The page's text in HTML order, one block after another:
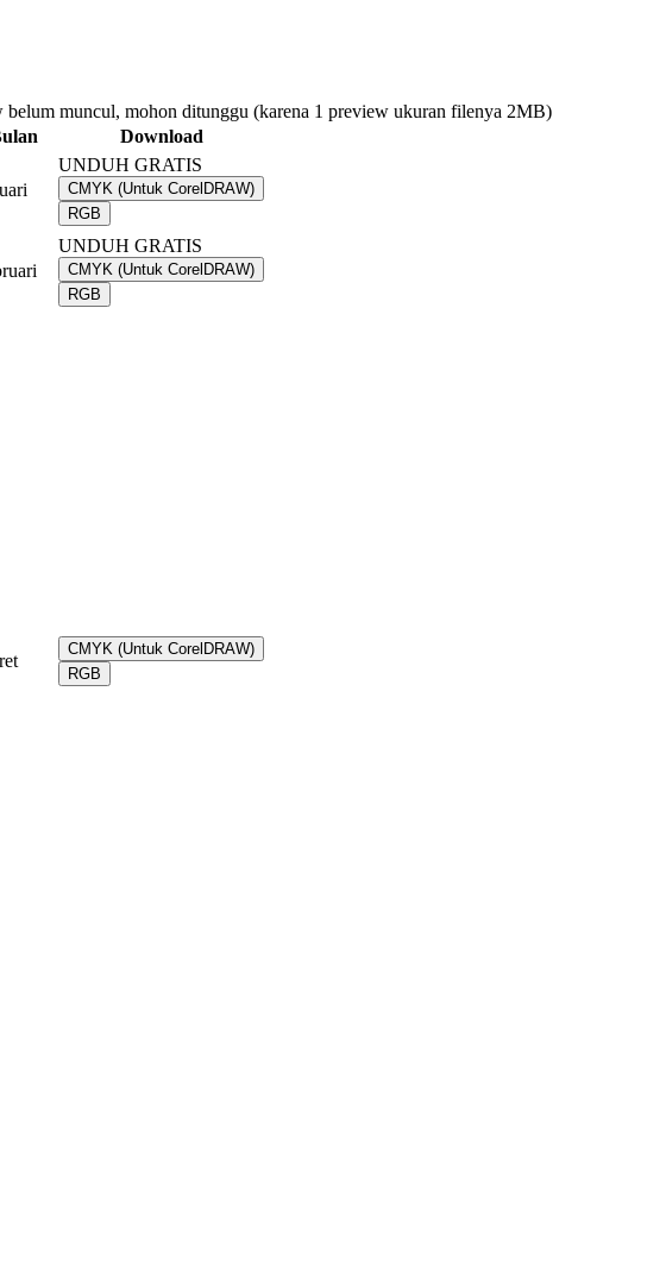
muncul, mohon ditunggu (karena 1 preview ukuran filenya 2MB)
Download
UNDUH GRATIS
CMYK (Untuk CorelDRAW)
RGB
UNDUH GRATIS
CMYK (Untuk CorelDRAW)
RGB
CMYK (Untuk CorelDRAW)
RGB